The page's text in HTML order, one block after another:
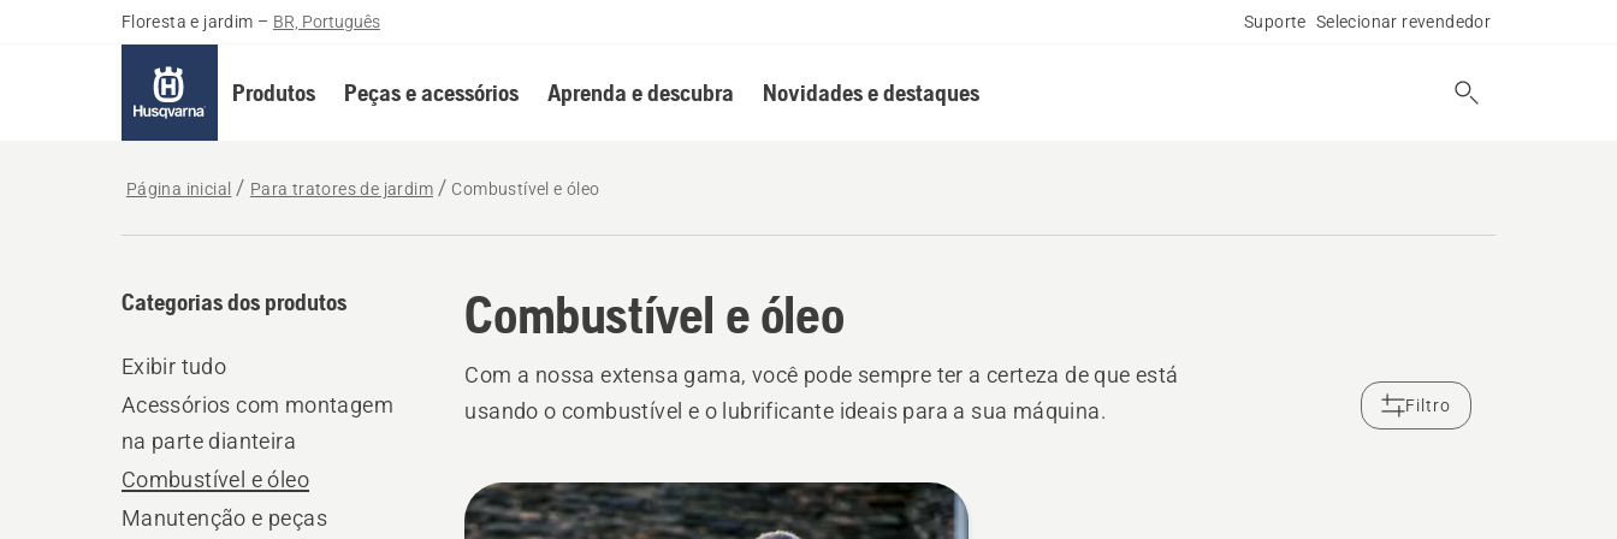
Floresta e jardim – BR, Português Suporte Selecionar revendedor
Produtos Peças e acessórios Aprenda e descubra Novidades e destaques
Página inicial Para tratores de jardim Combustível e óleo
Combustível e óleo
Categorias dos produtos
Exibir tudo
Acessórios com montagem
na parte dianteira
Combustível e óleo
Manutenção e peças
Com a nossa extensa gama, você pode sempre ter a certeza de que está
usando o combustível e o lubrificante ideais para a sua máquina.
Filtro
Todos